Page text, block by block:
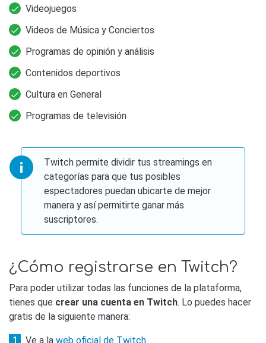
Videojuegos
Videos de Música y Conciertos
Programas de opinión y análisis
Contenidos deportivos
Cultura en General
Programas de televisión
Twitch permite dividir tus streamings en
categorías para que tus posibles
espectadores puedan ubicarte de mejor
manera y así permitirte ganar más
suscriptores.
¿Cómo registrarse en Twitch?
Para poder utilizar todas las funciones de la plataforma,
tienes que crear una cuenta en Twitch. Lo puedes hacer
gratis de la siguiente manera:
Ve a la web oficial de Twitch